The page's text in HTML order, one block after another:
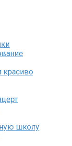
красиво
школу